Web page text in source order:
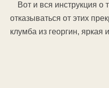
Вот и вся инструкция о
отказываться от этих
клумба из георгин, яркая